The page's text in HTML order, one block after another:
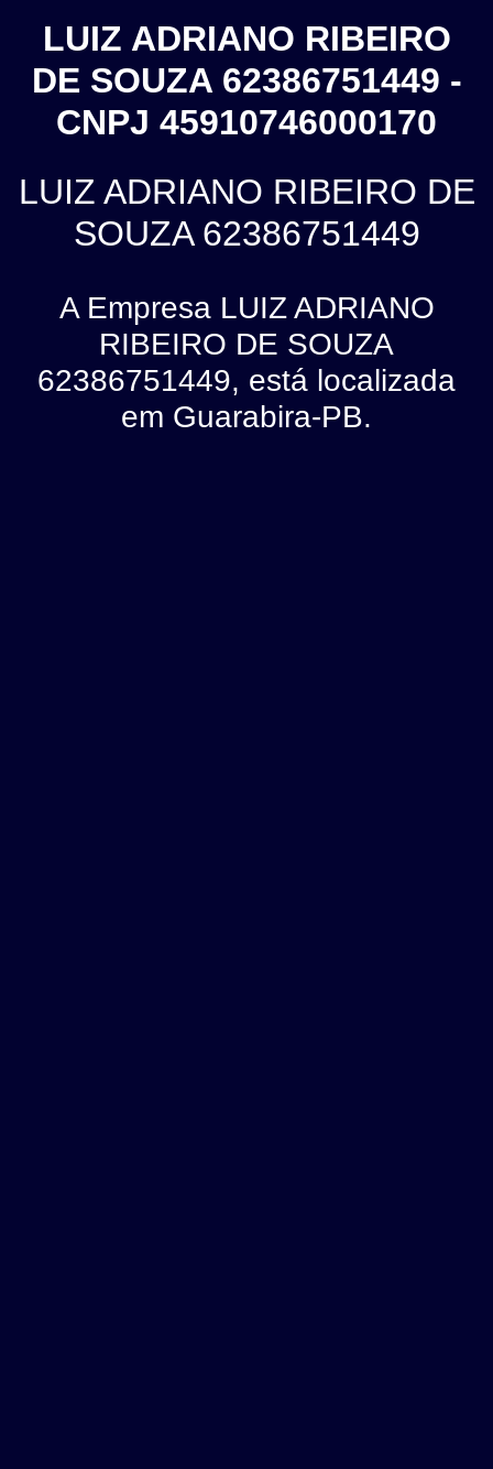
LUIZ ADRIANO RIBEIRO
DE SOUZA 62386751449 -
CNPJ 45910746000170
LUIZ ADRIANO RIBEIRO DE
SOUZA 62386751449
A Empresa LUIZ ADRIANO
RIBEIRO DE SOUZA
62386751449, está localizada
em Guarabira-PB.